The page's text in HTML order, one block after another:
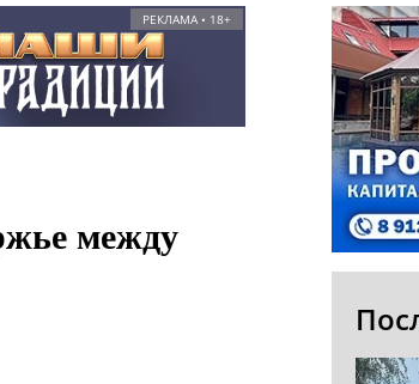
РЕКЛАМА • 18+
между